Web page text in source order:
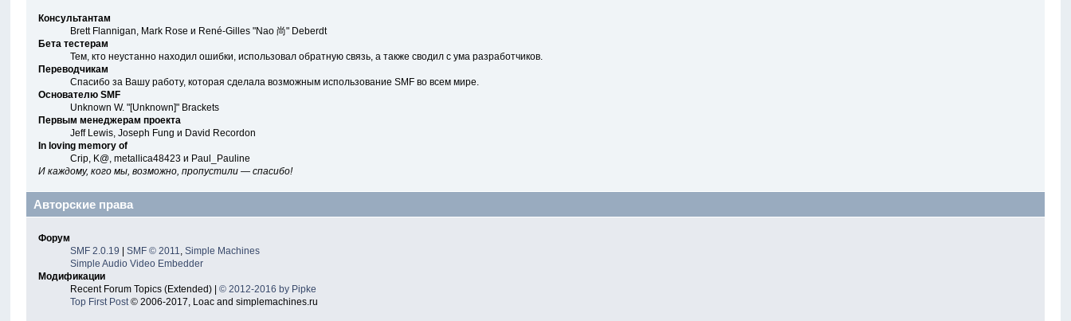
Консультантам
Brett Flannigan, Mark Rose и René-Gilles "Nao 尚" Deberdt
Бета тестерам
Тем, кто неустанно находил ошибки, использовал обратную связь, а также сводил с ума разработчиков.
Переводчикам
Спасибо за Вашу работу, которая сделала возможным использование SMF во всем мире.
Основателю SMF
Unknown W. "[Unknown]" Brackets
Первым менеджерам проекта
Jeff Lewis, Joseph Fung и David Recordon
In loving memory of
Crip, K@, metallica48423 и Paul_Pauline
И каждому, кого мы, возможно, пропустили — спасибо!
Авторские права
Форум
SMF 2.0.19 |SMF © 2011 ,Simple Machines
Simple Audio Video Embedder
Модификации
Recent Forum Topics (Extended) |© 2012-2016 by Pipke
Top First Post © 2006-2017, Loac and simplemachines.ru